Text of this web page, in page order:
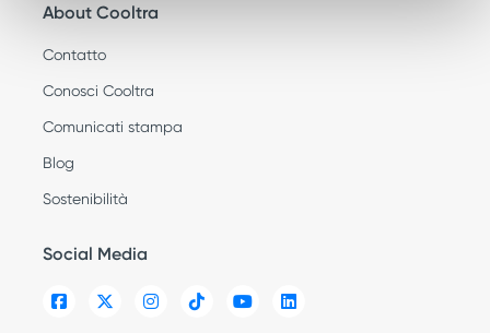
About Cooltra
Contatto
Conosci Cooltra
Comunicati stampa
Blog
Sostenibilità
Social Media